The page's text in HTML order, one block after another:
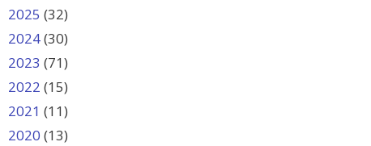
2025 (32)
2024(30)
2023 (71)
2022 (15)
2021 (11)
2020 (13)